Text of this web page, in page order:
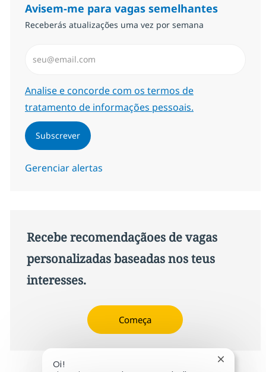
Avisem-me para vagas semelhantes
Receberás atualizações uma vez por semana
Required
Analise e concorde com os termos de
tratamento de informações pessoais.
Subscrever
Gerenciar alertas
Recebe recomendaçãoes de vagas
personalizadas baseadas nos teus
interesses.
Começa
Oi!
Fechar